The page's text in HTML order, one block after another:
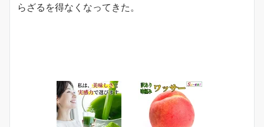
らざるを得なくなってきた。